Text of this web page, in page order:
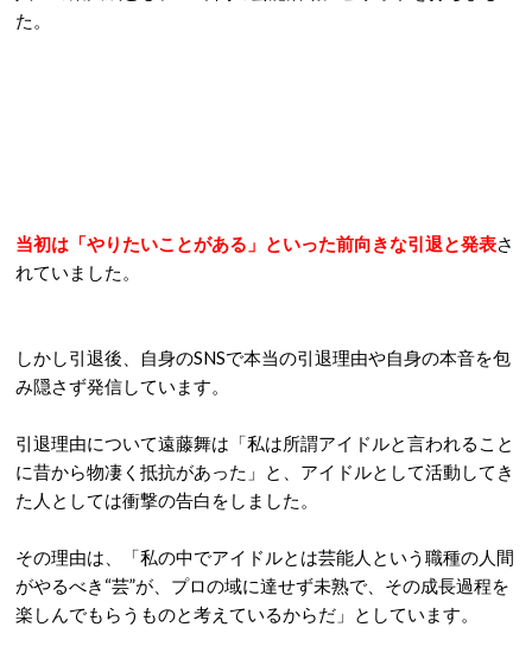
た。
当初は「やりたいことがある」といった前向きな引退と発表さ
れていました。
しかし引退後、自身のSNSで本当の引退理由や自身の本音を包
み隠さず発信しています。
引退理由について遠藤舞は「私は所謂アイドルと言われること
に昔から物凄く抵抗があった」と、アイドルとして活動してき
た人としては衝撃の告白をしました。
その理由は、「私の中でアイドルとは芸能人という職種の人間
がやるべき“芸”が、プロの域に達せず未熟で、その成長過程を
楽しんでもらうものと考えているからだ」としています。